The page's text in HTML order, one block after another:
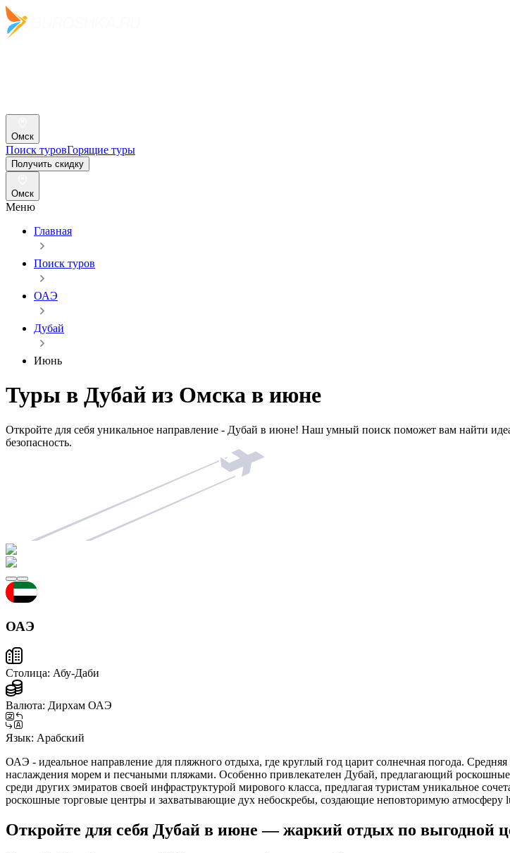
Омск
Поиск туровГорящие туры
Получить скидку
Омск
Меню
Главная
Поиск туров
ОАЭ
Дубай
Июнь
Туры в Дубай из Омска в июне
Откройте для себя уникальное направление - Дубай в июне! Наш умный поиск поможет вам найти
безопасность.
ОАЭ
Столица: Абу-Даби
Валюта: Дирхам ОАЭ
Язык: Арабский
ОАЭ - идеальное направление для пляжного отдыха, где круглый год царит солнечная погода.
наслаждения морем и песчаными пляжами. Особенно привлекателен Дубай, предлагающий
среди других эмиратов своей инфраструктурой мирового класса, предлагая туристам уникальное
роскошные торговые центры и захватывающие дух небоскребы, создающие неповторимую атмосферу
Откройте для себя Дубай в июне — жаркий отдых по выгодной